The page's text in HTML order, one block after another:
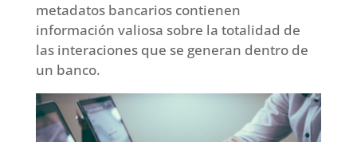
metadatos bancarios contienen
información valiosa sobre la totalidad de
las interaciones que se generan dentro de
un banco.